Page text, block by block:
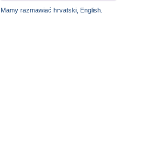
Mamy razmawiać hrvatski, English.